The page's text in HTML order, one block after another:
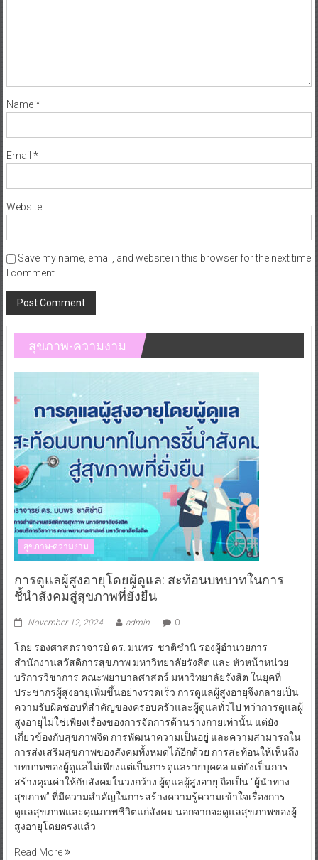
Name*
Email *
Website
Save my name, email, and website in this browser for the next time
I comment.
สุขภาพ-ความงาม
สุขภาพ-ความงาม
การดูแลผู้สูงอายุโดยผู้ดูแล: สะท้อนบทบาทในการ
ชี้นำสังคมสู่สุขภาพที่ยั่งยืน
November 12, 2024 admin 0
โดย รองศาสตราจารย์ ดร. มนพร ชาติชำนิ รองผู้อำนวยการ
สำนักงานสวัสดิการสุขภาพ มหาวิทยาลัยรังสิต และ หัวหน้าหน่วย
บริการวิชาการ คณะพยาบาลศาสตร์ มหาวิทยาลัยรังสิต ในยุคที่
ประชากรผู้สูงอายุเพิ่มขึ้นอย่างรวดเร็ว การดูแลผู้สูงอายุจึงกลายเป็น
ความรับผิดชอบที่สำคัญของครอบครัวและผู้ดูแลทั่วไป ทว่าการดูแลผู้
สูงอายุไม่ใช่เพียงเรื่องของการจัดการด้านร่างกายเท่านั้น แต่ยัง
เกี่ยวข้องกับสุขภาพจิต การพัฒนาความเป็นอยู่ และความสามารถใน
การส่งเสริมสุขภาพของสังคมทั้งหมดได้อีกด้วย การสะท้อนให้เห็นถึง
บทบาทของผู้ดูแลไม่เพียงแต่เป็นการดูแลรายบุคคล แต่ยังเป็นการ
สร้างคุณค่าให้กับสังคมในวงกว้าง ผู้ดูแลผู้สูงอายุ ถือเป็น “ผู้นำทาง
สุขภาพ” ที่มีความสำคัญในการสร้างความรู้ความเข้าใจเรื่องการ
ดูแลสุขภาพและคุณภาพชีวิตแก่สังคม นอกจากจะดูแลสุขภาพของผู้
สูงอายุโดยตรงแล้ว
Read More